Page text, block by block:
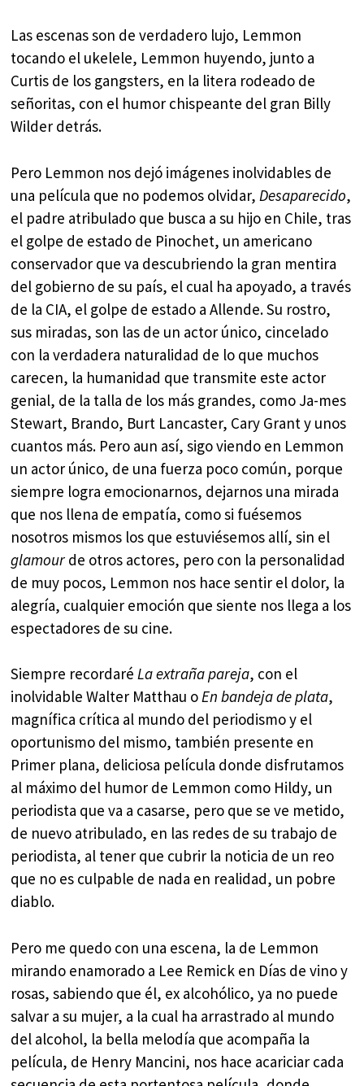
Las escenas son de verdadero lujo, Lemmon
tocando el ukelele, Lemmon huyendo, junto a
Curtis de los gangsters, en la litera rodeado de
señoritas, con el humor chispeante del gran Billy
Wilder detrás.
Pero Lemmon nos dejó imágenes inolvidables de
una película que no podemos olvidar,Desaparecido,
el padre atribulado que busca a su hijo en Chile, tras
el golpe de estado de Pinochet, un americano
conservador que va descubriendo la gran mentira
del gobierno de su país, el cual ha apoyado, a través
de la CIA, el golpe de estado a Allende. Su rostro,
sus miradas, son las de un actor único, cincelado
con la verdadera naturalidad de lo que muchos
carecen, la humanidad que transmite este actor
genial, de la talla de los más grandes, como Ja-mes
Stewart, Brando, Burt Lancaster, Cary Grant y unos
cuantos más. Pero aun así, sigo viendo en Lemmon
un actor único, de una fuerza poco común, porque
siempre logra emocionarnos, dejarnos una mirada
que nos llena de empatía, como si fuésemos
nosotros mismos los que estuviésemos allí, sin el
glamour de otros actores, pero con la personalidad
de muy pocos, Lemmon nos hace sentir el dolor, la
alegría, cualquier emoción que siente nos llega a los
espectadores de su cine.
Siempre recordaréLa extraña pareja, con el
inolvidable Walter Matthau oEn bandeja de plata,
magnífica crítica al mundo del periodismo y el
oportunismo del mismo, también presente en
Primer plana, deliciosa película donde disfrutamos
al máximo del humor de Lemmon como Hildy, un
periodista que va a casarse, pero que se ve metido,
de nuevo atribulado, en las redes de su trabajo de
periodista, al tener que cubrir la noticia de un reo
que no es culpable de nada en realidad, un pobre
diablo.
Pero me quedo con una escena, la de Lemmon
mirando enamorado a Lee Remick en Días de vino y
rosas, sabiendo que él, ex alcohólico, ya no puede
salvar a su mujer, a la cual ha arrastrado al mundo
del alcohol, la bella melodía que acompaña la
película, de Henry Mancini, nos hace acariciar cada